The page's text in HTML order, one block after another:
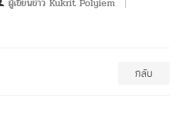
กลับ